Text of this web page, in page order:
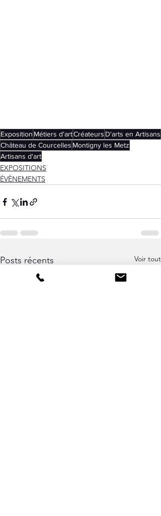
Exposition Métiers d'artCréateurs D'arts en Artisans
Château de Courcelles Montigny les Metz
Artisans d'art
EXPOSITIONS
ÉVÈNEMENTS
Posts récents Voir tout